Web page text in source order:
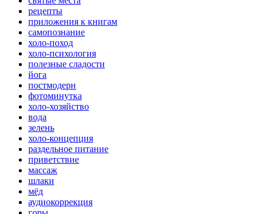
рецепты
приложения к книгам
самопознание
холо-поход
холо-психология
полезные сладости
йога
постмодерн
фотоминутка
холо-хозяйство
вода
зелень
холо-концепция
раздельное питание
приветствие
массаж
шлаки
мёд
аудиокоррекция